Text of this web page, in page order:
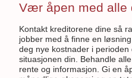
Vær åpen med alle
Kontakt kreditorene dine så
jobber med å finne en
deg nye kostnader i
situasjonen din. Behandle
rente og informasjon. Gi en